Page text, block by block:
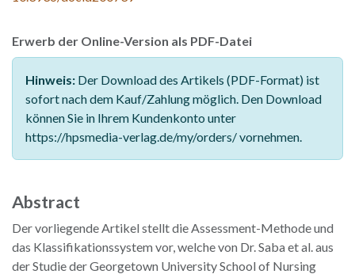
Erwerb der Online-Version als PDF-Datei
Hinweis: Der Download des Artikels (PDF-Format) ist
sofort nach dem Kauf/Zahlung möglich. Den Download
können Sie in Ihrem Kundenkonto unter
https://hpsmedia-verlag.de/my/orders/ vornehmen.
Abstract
Der vorliegende Artikel stellt die Assessment-Methode und
das Klassifikationssystem vor, welche von Dr. Saba et al. aus
der Studie der Georgetown University School of Nursing